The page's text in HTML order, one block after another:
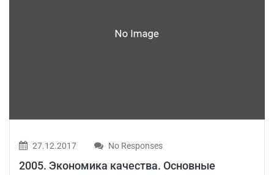
27.12.2017 No Responses
2005. Экономика качества. Основные